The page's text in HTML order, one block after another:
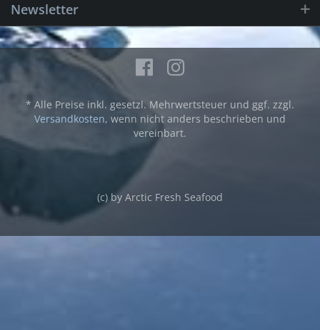
Newsletter
* Alle Preise inkl. gesetzl. Mehrwertsteuer und ggf. zzgl.
Versandkosten, wenn nicht anders beschrieben und
vereinbart.
(c) by Arctic Fresh Seafood